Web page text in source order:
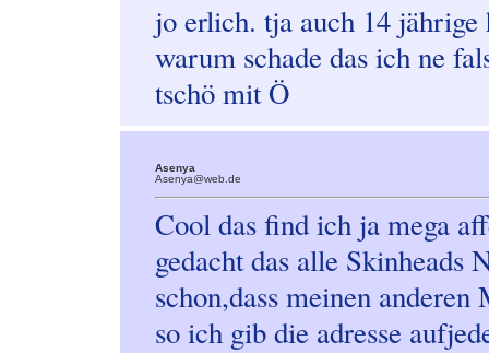
jo erlich. tja auch 14
warum schade das ich ne
tschö mit Ö
Asenya
Asenya@web.de
Cool das find ich ja mega
gedacht das alle Skinheads
schon,dass meinen
so ich gib die adresse